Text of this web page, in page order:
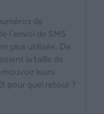
de
l’envoi de SMS
plus utilisée. De
la taille de
leurs
pour quel retour ?